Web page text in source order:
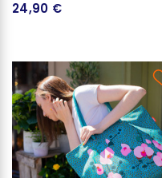
24,90 €